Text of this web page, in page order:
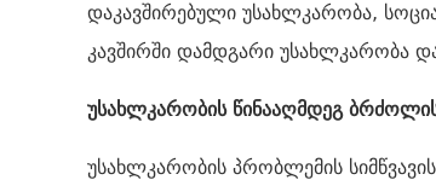
დაკავშირებული უსახლკარობა,
კავშირში დამდგარი უსახლკარობა
უსახლკარობის წინააღმდეგ
უსახლკარობის პრობლემის